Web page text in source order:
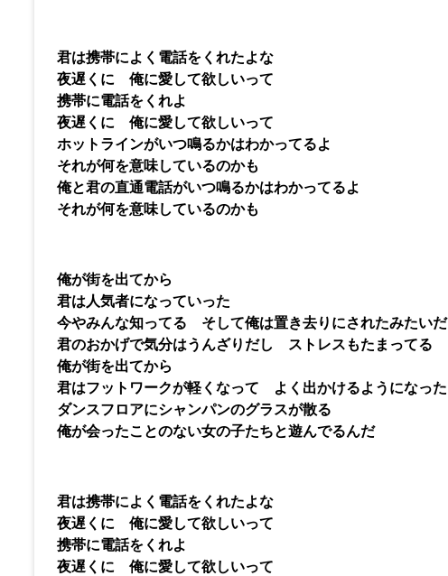
君は携帯によく電話をくれたよな
夜遅くに 俺に愛して欲しいって
携帯に電話をくれよ
夜遅くに 俺に愛して欲しいって
ホットラインがいつ鳴るかはわかってるよ
それが何を意味しているのかも
俺と君の直通電話がいつ鳴るかはわかってるよ
それが何を意味しているのかも
俺が街を出てから
君は人気者になっていった
今やみんな知ってる そして俺は置き去りにされたみたいだ
君のおかげで気分はうんざりだし ストレスもたまってる
俺が街を出てから
君はフットワークが軽くなって よく出かけるようになった
ダンスフロアにシャンパンのグラスが散る
俺が会ったことのない女の子たちと遊んでるんだ
君は携帯によく電話をくれたよな
夜遅くに 俺に愛して欲しいって
携帯に電話をくれよ
夜遅くに 俺に愛して欲しいって